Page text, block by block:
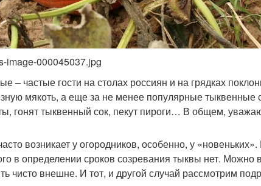
image-000045037.jpg
– частые гости на столах россиян и на грядках
мякоть, а еще за не менее популярные тыквенные
гонят тыквенный сок, пекут пироги… В общем,
возникает у огородников, особенно, у
в определении сроков созревания тыквы нет. Можно
чисто внешне. И тот, и другой случай рассмотрим